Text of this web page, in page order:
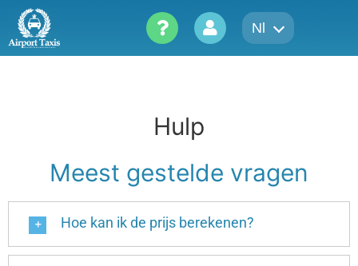
Skip
content
Nl
Hulp
Meest gestelde vragen
Hoe kan ik de prijs berekenen?